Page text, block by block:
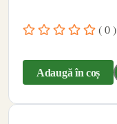
( 0 )
Adaugă în coș